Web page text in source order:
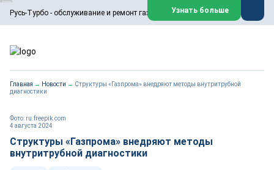
Русь-Турбо - обслуживание и ремонт газовых паровых турбин
ООО «Русь-Турбо» занимается сервисом газовых и паровых
турбин, комплексным ремонтом, восстановлением,
техническим обслуживанием оборудования ТЭС,
работают на нефтегазовых, нефтехимических,
металлургических и других предприятиях.
Реклама. ООО «Русь-Турбо», ИНН 7802588950
erid: F7NfYUJCUneVdwPs4znf
Узнать больше
Главная → Новости → Структуры «Газпрома» внедряют методы внутритрубной
диагностики
4 августа 2024
Фото: ru.freepik.com
Структуры «Газпрома» внедряют методы
внутритрубной диагностики